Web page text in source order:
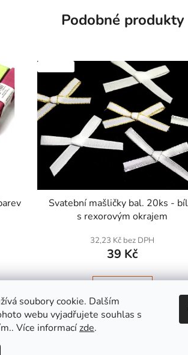
soubory cookie. Dalším
webu vyjadřujete souhlas s
Více informacízde.
Podobné produkty
Svatební mašličky bal. 20ks -
s rexorovým okrajem
32,23 Kč bez DPH
39 Kč